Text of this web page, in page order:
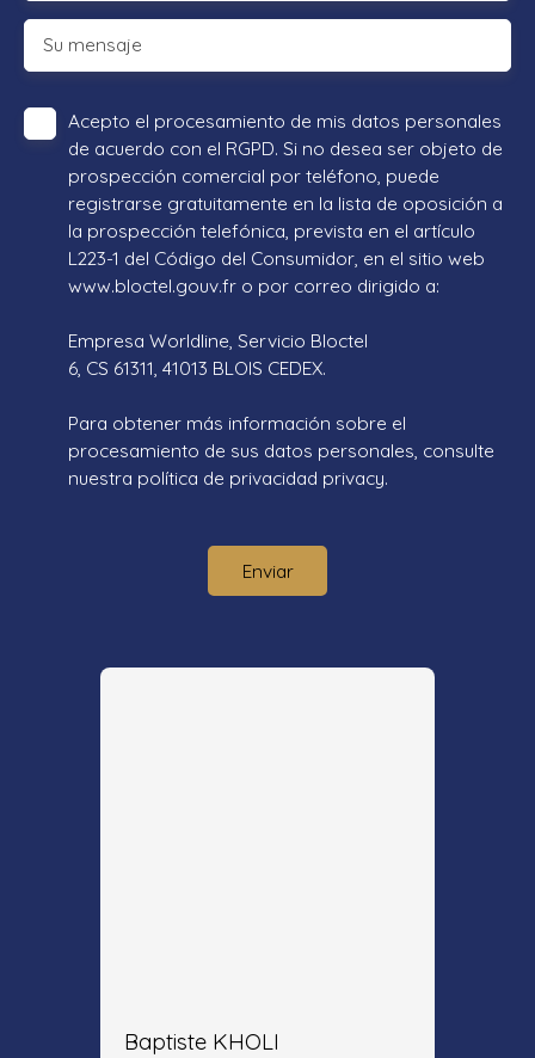
Su mensaje
Acepto el procesamiento de mis datos personales
de acuerdo con el RGPD. Si no desea ser objeto de
prospección comercial por teléfono, puede
registrarse gratuitamente en la lista de oposición a
la prospección telefónica, prevista en el artículo
L223-1 del Código del Consumidor, en el sitio web
www.bloctel.gouv.fr o por correo dirigido a:
Empresa Worldline, Servicio Bloctel
6, CS 61311, 41013 BLOIS CEDEX.
Para obtener más información sobre el
procesamiento de sus datos personales, consulte
nuestra política de privacidad privacy.
Enviar
Baptiste KHOLI